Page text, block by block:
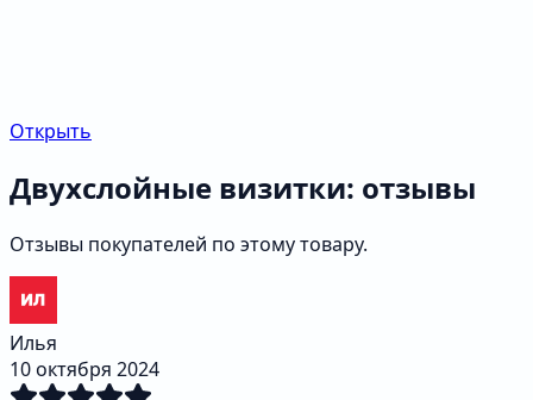
Открыть
Двухслойные визитки: отзывы
Отзывы покупателей по этому товару.
Илья
10 октября 2024